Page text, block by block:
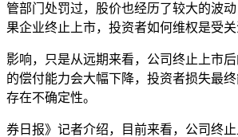
管部门处罚过，股价也经历了较大的波
果企业终止上市，投资者如何维权是受关
影响，只是从远期来看，公司终止上市
的偿付能力会大幅下降，投资者损失最终
存在不确定性。
券日报》记者介绍，目前来看，公司终